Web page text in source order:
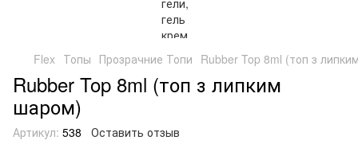
Flex Топы Прозрачние Топи Rubber Top 8ml (топ з
Rubber Top 8ml (топ з липким
шаром)
Артикул: 538 Оставить отзыв